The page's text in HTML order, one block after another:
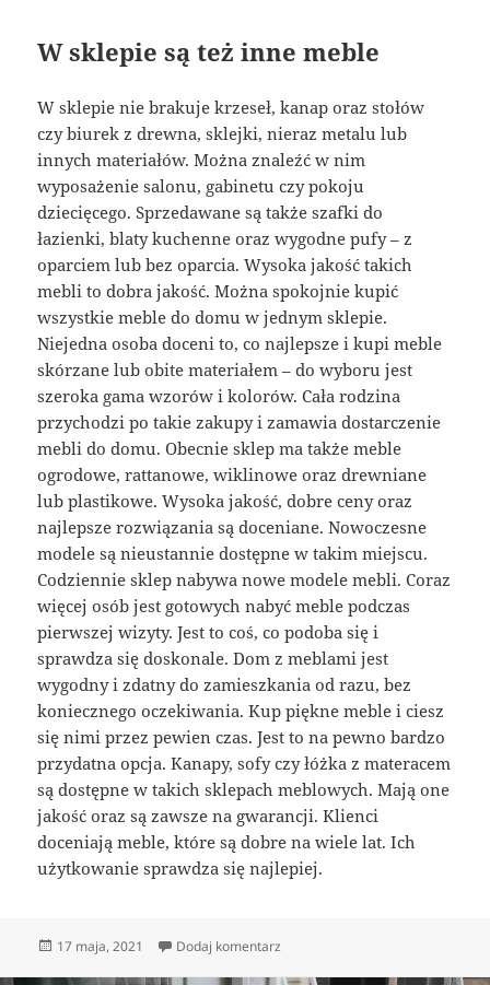
W sklepie są też inne meble
W sklepie nie brakuje krzeseł, kanap oraz stołów
czy biurek z drewna, sklejki, nieraz metalu lub
innych materiałów. Można znaleźć w nim
wyposażenie salonu, gabinetu czy pokoju
dziecięcego. Sprzedawane są także szafki do
łazienki, blaty kuchenne oraz wygodne pufy – z
oparciem lub bez oparcia. Wysoka jakość takich
mebli to dobra jakość. Można spokojnie kupić
wszystkie meble do domu w jednym sklepie.
Niejedna osoba doceni to, co najlepsze i kupi meble
skórzane lub obite materiałem – do wyboru jest
szeroka gama wzorów i kolorów. Cała rodzina
przychodzi po takie zakupy i zamawia dostarczenie
mebli do domu. Obecnie sklep ma także meble
ogrodowe, rattanowe, wiklinowe oraz drewniane
lub plastikowe. Wysoka jakość, dobre ceny oraz
najlepsze rozwiązania są doceniane. Nowoczesne
modele są nieustannie dostępne w takim miejscu.
Codziennie sklep nabywa nowe modele mebli. Coraz
więcej osób jest gotowych nabyć meble podczas
pierwszej wizyty. Jest to coś, co podoba się i
sprawdza się doskonale. Dom z meblami jest
wygodny i zdatny do zamieszkania od razu, bez
koniecznego oczekiwania. Kup piękne meble i ciesz
się nimi przez pewien czas. Jest to na pewno bardzo
przydatna opcja. Kanapy, sofy czy łóżka z materacem
są dostępne w takich sklepach meblowych. Mają one
jakość oraz są zawsze na gwarancji. Klienci
doceniają meble, które są dobre na wiele lat. Ich
użytkowanie sprawdza się najlepiej.
Opublikowano
17 maja, 2021 Dodaj komentarz